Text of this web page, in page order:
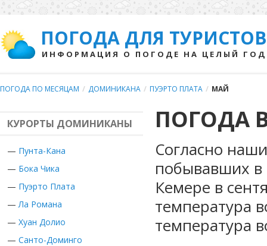
ПОГОДА ДЛЯ ТУРИСТОВ
ИНФОРМАЦИЯ О ПОГОДЕ НА ЦЕЛЫЙ ГОД
ПОГОДА ПО МЕСЯЦАМ / ДОМИНИКАНА / ПУЭРТО ПЛАТА / МАЙ
КУРОРТЫ ДОМИНИКАНЫ
— Пунта-Кана
— Бока Чика
— Пуэрто Плата
—Ла Романа
— Хуан Долио
— Санто-Доминго
ПОГОДА
Согласно
побывавших в
Кемере в
температура
температура